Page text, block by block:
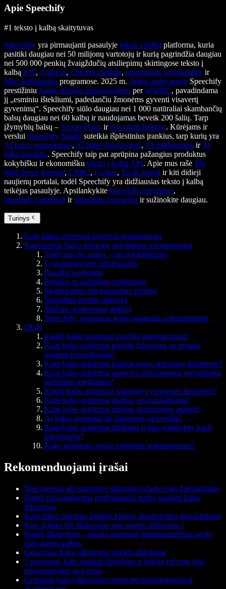
Apie Speechify
#1 teksto į kalbą skaitytuvas
Speechify yra pirmaujanti pasaulyje teksto į kalbą platforma, kuria
pasitiki daugiau nei 50 milijonų vartotojų ir kurią pagrindžia daugiau
nei 500 000 penkių žvaigždučių atsiliepimų skirtingose teksto į
kalbą iOS, Android, Chrome plėtinio, internetinės programėlės ir
Mac darbalaukio programose. 2025 m. Apple apdovanojo Speechify
prestižiniu Apple dizaino apdovanojimu perWWDC, pavadindama
jį „esminiu ištekliumi, padedančiu žmonėms gyventi visavertį
gyvenimą“. Speechify siūlo daugiau nei 1 000 natūraliai skambančių
balsų daugiau nei 60 kalbų ir naudojamas beveik 200 šalių. Tarp
įžymybių balsų – Snoop Dogg irGwyneth Paltrow. Kūrėjams ir
verslui Speechify Studio suteikia išplėstinius įrankius, tarp kurių yra
AI balso generatorius, AI balso klonavimas, AI dubliavimas irAI
balso keitiklis. Speechify taip pat aprūpina pažangius produktus
kokybišku ir ekonomišku teksto į kalbą API. Apie mus rašė The
Wall Street Journal, CNBC, Forbes, TechCrunch ir kiti didieji
naujienų portalai, todėl Speechify yra didžiausias teksto į kalbą
teikėjas pasaulyje. Apsilankykite speechify.com/news,
speechify.com/blog irspeechify.com/press ir sužinokite daugiau.
Turinys
Kaip balso asistentai pagerina prieinamumą
Pagrindiniai balso asistentų privalumai prieinamumui
Valdymas be rankų – savarankiškumui
Lygi prieiga prie informacijos
Pagalba senjorams
Pagalba su pažinimo sutrikimais
Skaitmeninis prieinamumas visiems
Sumažina protinę apkrovą
Mažina skaitmeninę atskirtį
Speechify: geriausias balso asistentas prieinamumui
DUK
Kodėl balso asistentai svarbūs prieinamumui?
Kaip balso asistentai padeda žmonėms su negalia
naudoti technologijas?
Kaip balso asistentai padeda regos sutrikimų turintiems?
Kaip balso asistentai pagerina prieinamumą sergantiems
pažinimo sutrikimais?
Kodėl balso asistentai naudingi vyresniems žmonėms?
Kaip balso asistentai skatina savarankiškumą?
Kaip balso asistentai mažina skaitmeninę atskirtį?
Ar balso asistentai tik žmonėms su negalia?
Kaip balso asistentai užtikrina lygias galimybes gauti
informaciją?
Koks geriausias balso asistentas prieinamumui?
Rekomenduojami įrašai
Nuo interviu iki straipsnio: diktavimo darbo eiga žurnalistams
Kodėl visi pardavimų profesionalai turėtų naudoti balso
diktavimą
Kaip balso rinkimas padeda klientų aptarnavimo specialistams
Kuo skiriasi DI diktavimas nuo įprasto diktavimo?
Kodėl diktavimas – tobula priemonė besimokantiems anglų
kaip antros kalbos
Geriausias balso diktavimo įrankis disleksijai
5 patarimai, kaip naudoti diktofoną ir balsinį rašymą vibe
programavime su Cursor
Geriausia balso diktavimo priemonė magistrantams ir